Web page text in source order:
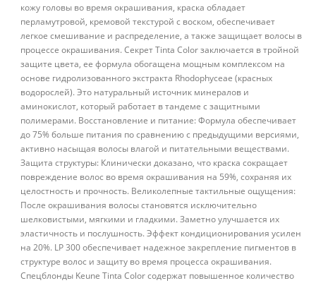
кожу головы во время окрашивания, краска обладает
перламутровой, кремовой текстурой с воском, обеспечивает
легкое смешивание и распределение, а также защищает волосы в
процессе окрашивания. Секрет Tinta Color заключается в тройной
защите цвета, ее формула обогащена мощным комплексом на
основе гидролизованного экстракта Rhodophyceae (красных
водорослей). Это натуральный источник минералов и
аминокислот, который работает в тандеме с защитными
полимерами. Восстановление и питание: Формула обеспечивает
до 75% больше питания по сравнению с предыдущими версиями,
активно насыщая волосы влагой и питательными веществами.
Защита структуры: Клинически доказано, что краска сокращает
повреждение волос во время окрашивания на 59%, сохраняя их
целостность и прочность. Великолепные тактильные ощущения:
После окрашивания волосы становятся исключительно
шелковистыми, мягкими и гладкими. Заметно улучшается их
эластичность и послушность. Эффект кондиционирования усилен
на 20%. LP 300 обеспечивает надежное закрепление пигментов в
структуре волос и защиту во время процесса окрашивания.
Спецблонды Keune Tinta Color содержат повышенное количество